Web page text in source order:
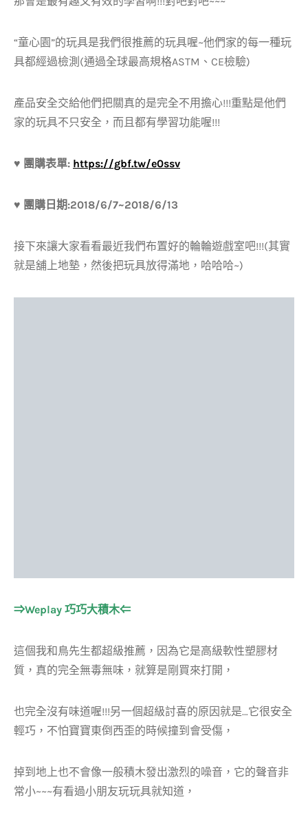
“童心園”的玩具是我們很推薦的玩具喔~他們家的每一種玩
具都經過檢測(通過全球最高規格ASTM、CE檢驗)
產品安全交給他們把關真的是完全不用擔心!!!重點是他們
家的玩具不只安全，而且都有學習功能喔!!!
♥ 團購表單: https://gbf.tw/e0ssv
♥ 團購日期:2018/6/7~2018/6/13
接下來讓大家看看最近我們布置好的輪輪遊戲室吧!!!(其實
就是舖上地墊，然後把玩具放得滿地，哈哈哈~)
⇒Weplay 巧巧大積木⇐
這個我和鳥先生都超級推薦，因為它是高級軟性塑膠材
質，真的完全無毒無味，就算是剛買來打開，
也完全沒有味道喔!!!另一個超級討喜的原因就是…它很安全
輕巧，不怕寶寶東倒西歪的時候撞到會受傷，
掉到地上也不會像一般積木發出激烈的噪音，它的聲音非
常小~~~有看過小朋友玩玩具就知道，